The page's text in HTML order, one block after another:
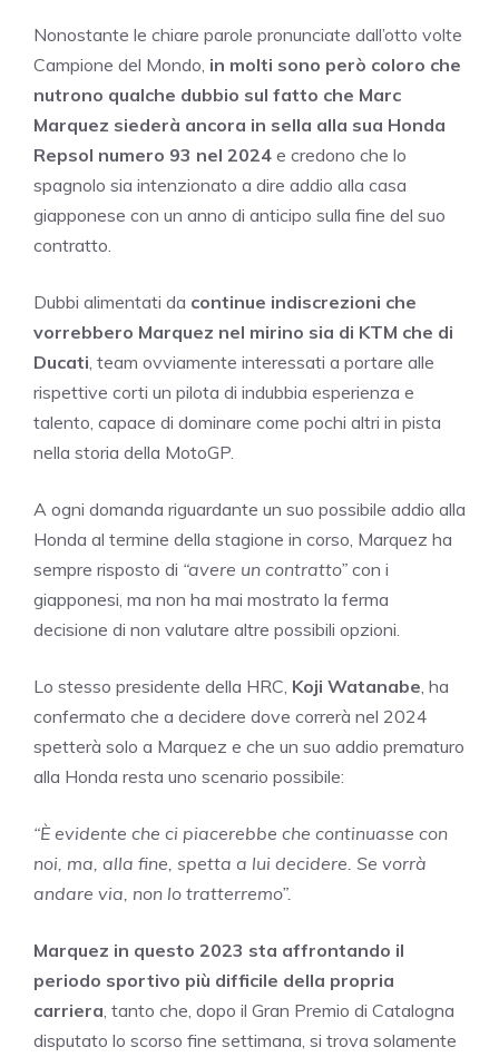
Nonostante le chiare parole pronunciate dall’otto volte
Campione del Mondo, in molti sono però coloro che
nutrono qualche dubbio sul fatto che Marc
Marquez siederà ancora in sella alla sua Honda
Repsol numero 93 nel 2024 e credono che lo
spagnolo sia intenzionato a dire addio alla casa
giapponese con un anno di anticipo sulla fine del suo
contratto.
Dubbi alimentati da continue indiscrezioni che
vorrebbero Marquez nel mirino sia di KTM che di
Ducati , team ovviamente interessati a portare alle
rispettive corti un pilota di indubbia esperienza e
talento, capace di dominare come pochi altri in pista
nella storia della MotoGP.
A ogni domanda riguardante un suo possibile addio alla
Honda al termine della stagione in corso, Marquez ha
sempre risposto di “avere un contratto” con i
giapponesi, ma non ha mai mostrato la ferma
decisione di non valutare altre possibili opzioni.
Lo stesso presidente della HRC, Koji Watanabe , ha
confermato che a decidere dove correrà nel 2024
spetterà solo a Marquez e che un suo addio prematuro
alla Honda resta uno scenario possibile:
“È evidente che ci piacerebbe che continuasse con
noi, ma, alla fine, spetta a lui decidere. Se vorrà
andare via, non lo tratterremo”.
Marquez in questo 2023 sta affrontando il
periodo sportivo più difficile della propria
carriera , tanto che, dopo il Gran Premio di Catalogna
disputato lo scorso fine settimana, si trova solamente